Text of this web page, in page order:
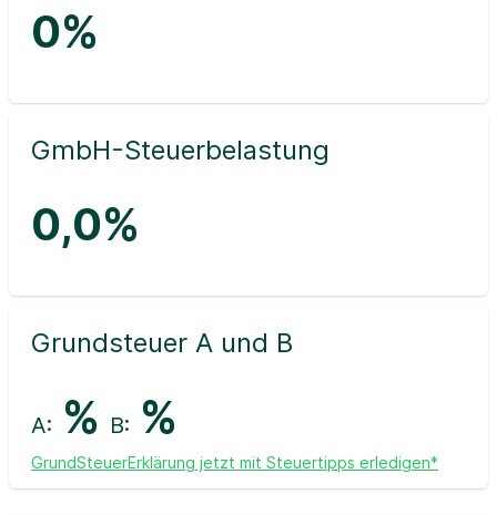
0%
GmbH-Steuerbelastung
0,0%
Grundsteuer A und B
A: % B: %
GrundSteuerErklärung jetzt mit Steuertipps erledigen*